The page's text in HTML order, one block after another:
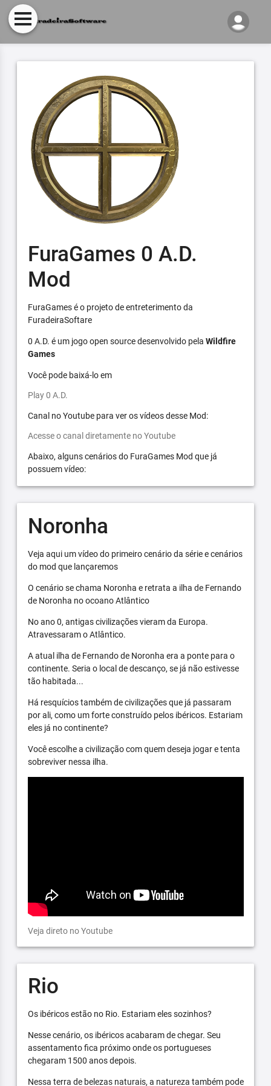
FuraGames 0 A.D.
Mod
FuraGames é o projeto de entreterimento da
FuradeiraSoftare
0 A.D. é um jogo open source desenvolvido pela Wildfire
Games
Você pode baixá-lo em
Play 0 A.D.
Canal no Youtube para ver os vídeos desse Mod:
Acesse o canal diretamente no Youtube
Abaixo, alguns cenários do FuraGames Mod que já
possuem vídeo:
Noronha
Veja aqui um vídeo do primeiro cenário da série e cenários
do mod que lançaremos
O cenário se chama Noronha e retrata a ilha de Fernando
de Noronha no ocoano Atlântico
No ano 0, antigas civilizações vieram da Europa.
Atravessaram o Atlântico.
A atual ilha de Fernando de Noronha era a ponte para o
continente. Seria o local de descanço, se já não estivesse
tão habitada...
Há resquícios também de civilizações que já passaram
por ali, como um forte construído pelos ibéricos. Estariam
eles já no continente?
Você escolhe a civilização com quem deseja jogar e tenta
sobreviver nessa ilha.
Veja direto no Youtube
Rio
Os ibéricos estão no Rio. Estariam eles sozinhos?
Nesse cenário, os ibéricos acabaram de chegar. Seu
assentamento fica próximo onde os portugueses
chegaram 1500 anos depois.
Nessa terra de belezas naturais, a natureza também pode